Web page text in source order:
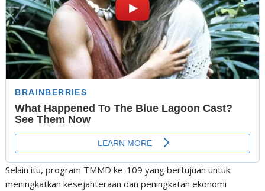
Selain itu, program TMMD ke-109 yang bertujuan untuk
meningkatkan kesejahteraan dan peningkatan ekonomi